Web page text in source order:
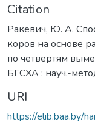
Citation
Ракевич, Ю. А.
коров на основе
по четвертям
БГСХА : науч.-
URI
https://elib.baa.by/